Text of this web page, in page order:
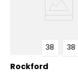
38 38
Rockford